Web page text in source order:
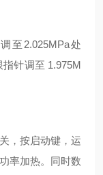
至 2.025MPa处
指针调至 1.975M
，按启动键，运
功率加热。同时数